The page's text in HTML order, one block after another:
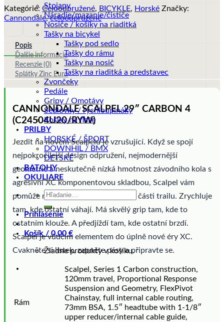
Stojany
Náradie/mazanie/čističe
Nosiče / košíky na riaditká
Tašky na bicykel
Tašky pod sedlo
Tašky do rámu
Tašky na nosič
Tašky na riaditká a predstavec
Zvončeky
Pedále
Gripy / Omotávy
Sedlovky / rýchloupináky
Košíky na fľaše
PRILBY
HORSKÉ / ŠPORT
DOWNHIL / BMX
DETSKÉ
BATOHY
OKULIARE
Hľadať:
Prihlásenie
Košík / 0,00 €
Žiadne produkty v košíku.
Kategórie: Celoodpružené, BICYKLE, Horské Značky:
Cannondale,celoodpružené
Popis
Ďalšie informácie
Recenzie (0)
Splátky Zinc Euro
CANNONDALE SCALPEL 29″ CARBON 4
(C24504U20/RYW)
Jezdit na novém Scalpelu je vzrušující. Když se spojí
nejpokročilejší design odpružení, nejmodernější
geometrie a neskutečně nízká hmotnost závodního kola s
agresivní XC komponentovou skladbou, Scalpel vám
pomůže najít extra rychlost v každé části trailu. Zrychluje
tam, kde ostatní váhají. Má skvělý grip tam, kde to
ostatním klouže. A předjíždí tam, kde ostatní brzdí.
Scalpel je vůdčím elementem do úplně nové éry XC.
Cvakněte si lístek, zapněte pásy a připravte se.
Rám
Scalpel, Series 1 Carbon construction,
120mm travel, Proportional Response
Suspension and Geometry, FlexPivot
Chainstay, full internal cable routing,
73mm BSA, 1.5″ headtube with 1-1/8″
upper reducer/internal cable guide,